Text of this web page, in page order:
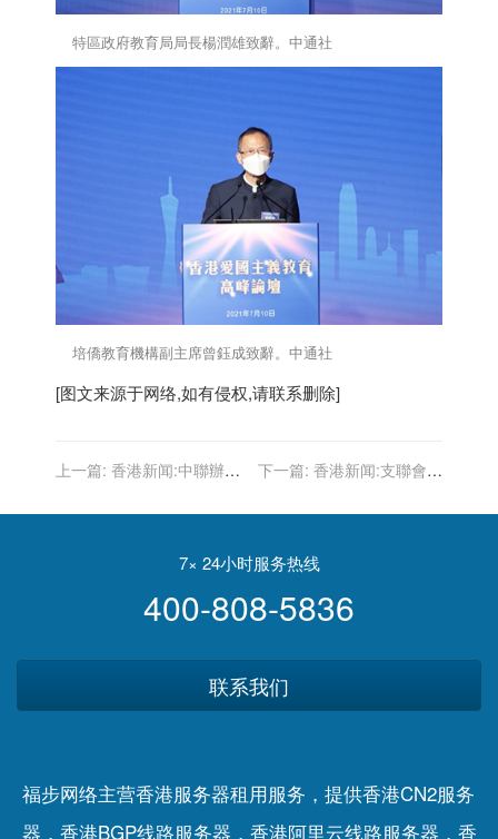
特區政府教育局局長楊潤雄致辭。中通社
培僑教育機構副主席曾鈺成致辭。中通社
[图文来源于网络,如有侵权,请联系删除]
上一篇: 香港新闻:中聯辦：
詆毀香港國安法
下一篇: 香港新闻:支聯會宣
「跳船」辭職
7× 24小时服务热线
400-808-5836
联系我们
福步网络主营香港服务器租用服务，提供香港CN2服务
器，香港BGP线路服务器，香港阿里云线路服务器，香